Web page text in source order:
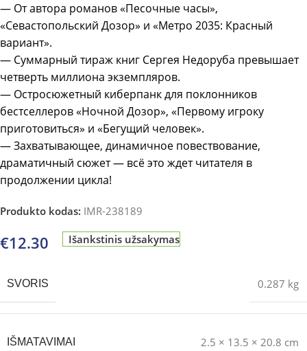
— От автора романов «Песочные часы»,
«Севастопольский Дозор» и «Метро 2035: Красный
вариант».
— Суммарный тираж книг Сергея Недоруба превышает
четверть миллиона экземпляров.
— Остросюжетный киберпанк для поклонников
бестселлеров «Ночной Дозор», «Первому игроку
приготовиться» и «Бегущий человек».
— Захватывающее, динамичное повествование,
драматичный сюжет — всё это ждет читателя в
продолжении цикла!
Produkto kodas: IMR-238189
€12.30 Išankstinis užsakymas
SVORIS 0.287 kg
IŠMATAVIMAI 2.5 × 13.5 × 20.8 cm